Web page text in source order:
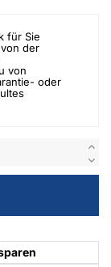
für Sie
der
von
oder